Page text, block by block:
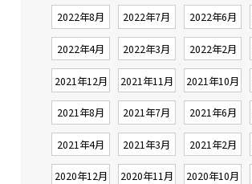
2022年8月 2022年7月 2022年6月
2022年4月 2022年3月 2022年2月
2021年12月 2021年11月 2021年10月
2021年8月 2021年7月 2021年6月
2021年4月 2021年3月 2021年2月
2020年12月 2020年11月 2020年10月